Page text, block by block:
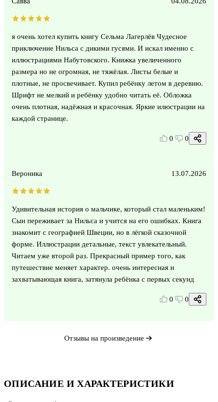
ОПИСАНИЕ И ХАРАКТЕРИСТИКИ
я очень хотел купить книгу Сельма Лагерлёв Чудесное
приключение Нильса с дикими гусями. И искал именно с
иллюстрациями Набутовского. Книжка увеличенного
размера но не огромная, не тяжёлая. Листы белые и
плотные, не просвечивает. Купил ребёнку летом в деревню.
Шрифт не мелкий и ребёнку удобно читать её. Обложка
очень плотная, надёжная и красочная. Яркие илюстрации на
каждой странице.
0 0
Вероника 13.07.2026
Удивительная история о мальчике, который стал маленьким!
Сын переживает за Нильса и учится на его ошибках. Книга
знакомит с географией Швеции, но в лёгкой сказочной
форме. Иллюстрации детальные, текст увлекательный.
Читаем уже второй раз. Прекрасный пример того, как
путешествие меняет характер. очень интересная и
захватывающая книга, затянула ребёнка с первых секунд
0 0
Отзывы на произведение